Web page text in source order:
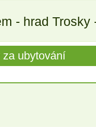
- hrad Trosky
ubytování